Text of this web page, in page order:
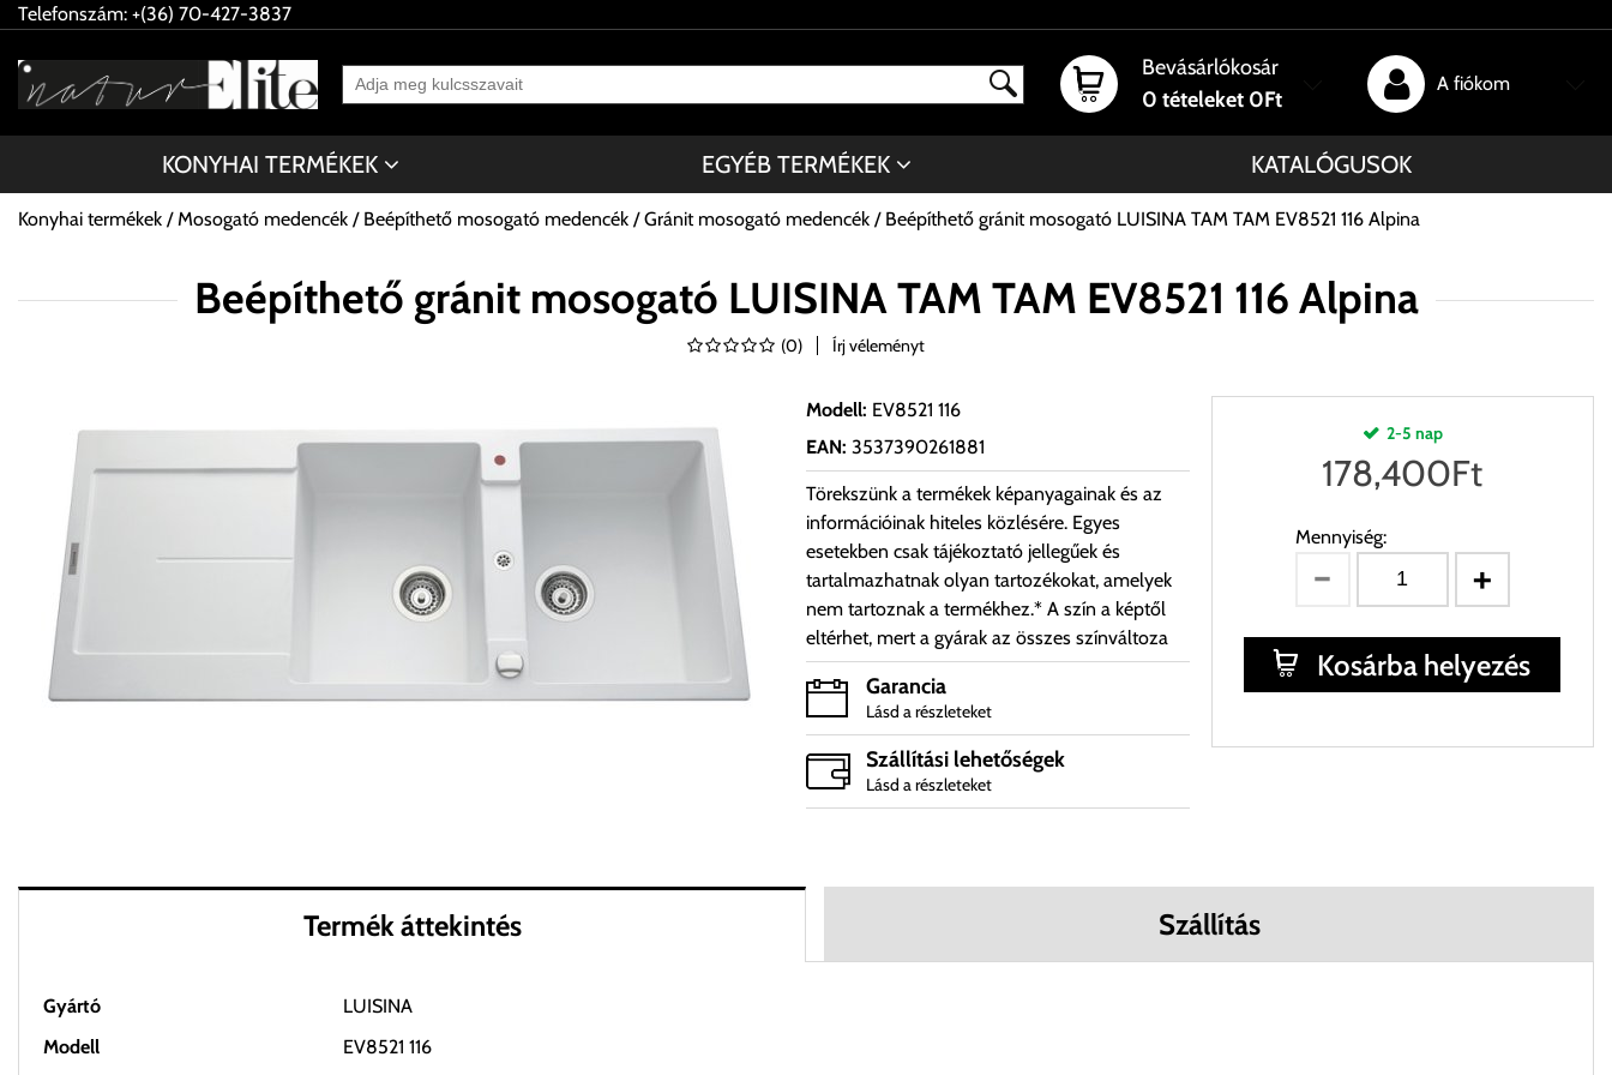
Telefonszám: +(36) 70-427-3837
Bevásárlókosár
0 tételeket 0Ft
A fiókom
KONYHAI TERMÉKEK EGYÉB TERMÉKEK KATALÓGUSOK
Konyhai termékek Mosogató medencék Beépíthető mosogató medencék Gránit mosogató medencék Beépíthető gránit mosogató LUISINA TAM TAM EV8521 116 Alpina
Beépíthető gránit mosogató LUISINA TAM TAM EV8521 116 Alpina
(0) Írj véleményt
Modell: EV8521 116
EAN: 3537390261881
Törekszünk a termékek képanyagainak és az
információinak hiteles közlésére. Egyes
esetekben csak tájékoztató jellegűek és
tartalmazhatnak olyan tartozékokat, amelyek
nem tartoznak a termékhez.* A szín a képtől
eltérhet, mert a gyárak az összes színváltoza
Garancia
Lásd a részleteket
Szállítási lehetőségek
Lásd a részleteket
2-5 nap
178,400Ft
Mennyiség:
Kosárba helyezés
Termék áttekintés Szállítás
Gyártó
LUISINA
Modell
EV8521 116